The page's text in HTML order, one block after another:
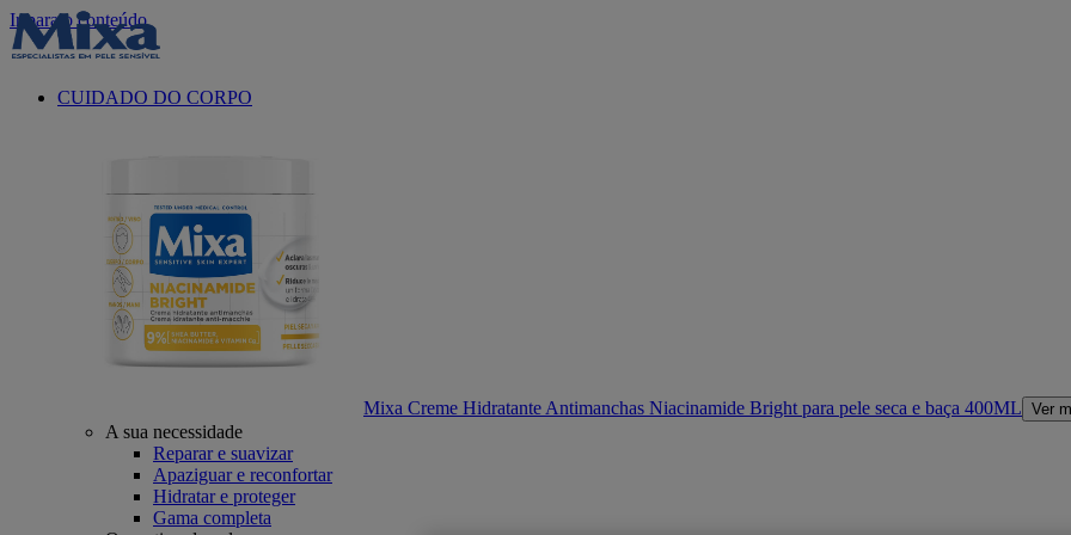
Ir para o conteúdo
CUIDADO DO CORPO
Mixa Creme Hidratante Antimanchas Niacinamide Bright para pele seca e baça 400ML Ver
A sua necessidade
Reparar e suavizar
Apaziguar e reconfortar
Hidratar e proteger
Gama completa